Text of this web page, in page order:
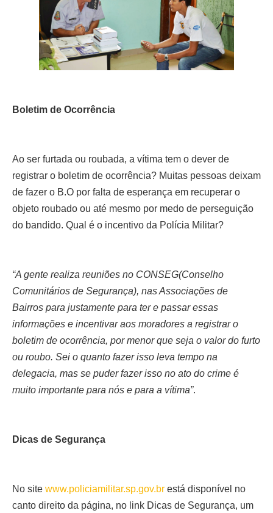
Boletim de Ocorrência
Ao ser furtada ou roubada, a vítima tem o dever de
registrar o boletim de ocorrência? Muitas pessoas deixam
de fazer o B.O por falta de esperança em recuperar o
objeto roubado ou até mesmo por medo de perseguição
do bandido. Qual é o incentivo da Polícia Militar?
“A gente realiza reuniões no CONSEG(Conselho
Comunitários de Segurança), nas Associações de
Bairros para justamente para ter e passar essas
informações e incentivar aos moradores a registrar o
boletim de ocorrência, por menor que seja o valor do furto
ou roubo. Sei o quanto fazer isso leva tempo na
delegacia, mas se puder fazer isso no ato do crime é
muito importante para nós e para a vítima”.
Dicas de Segurança
No site www.policiamilitar.sp.gov.br está disponível no
canto direito da página, no link Dicas de Segurança, um